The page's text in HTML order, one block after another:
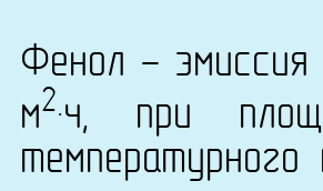
Фенол -
м2·ч, при